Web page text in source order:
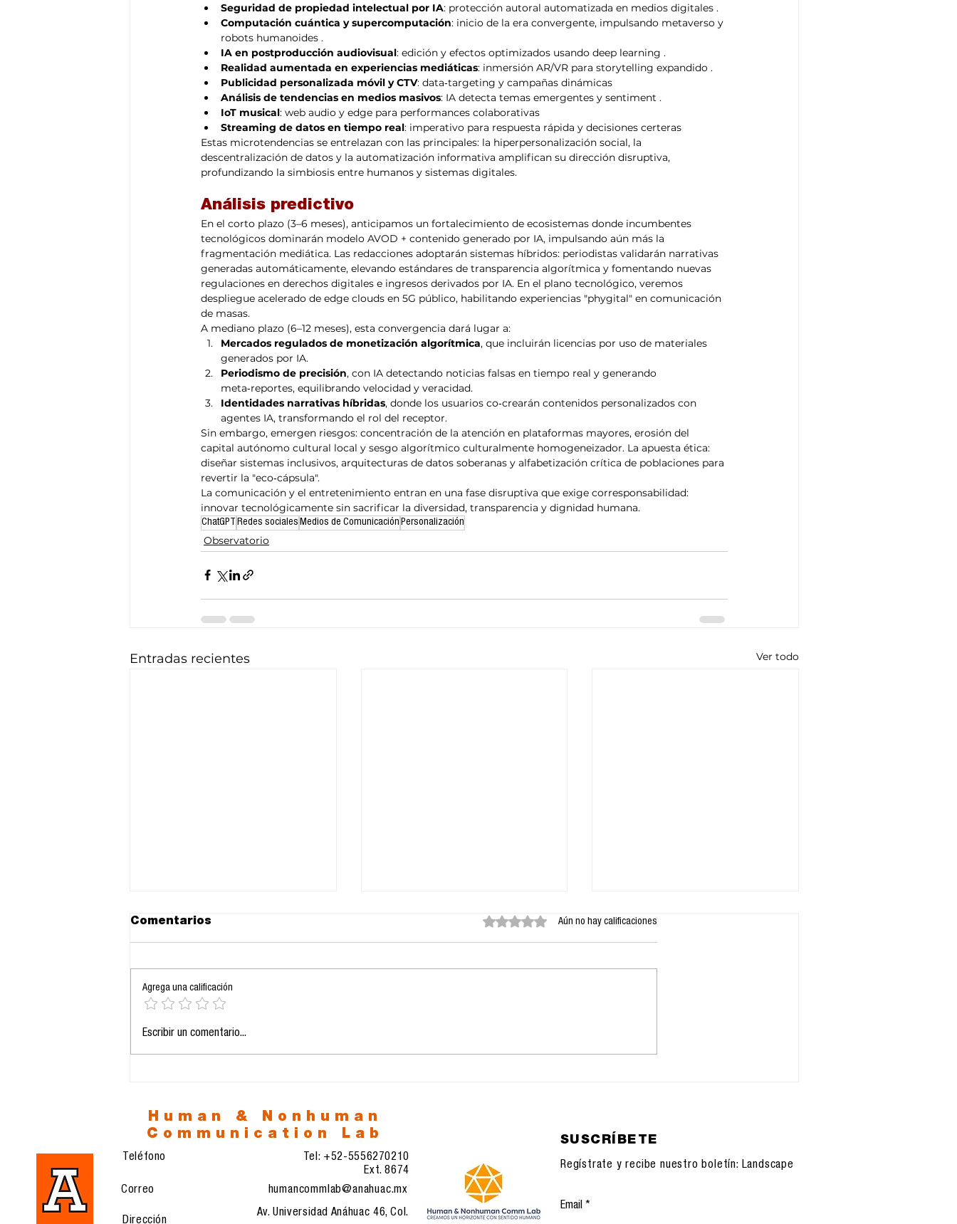
Seguridad de propiedad intelectual por IA: protección autoral automatizada en medios digitales .
Computación cuántica y supercomputación: inicio de la era convergente, impulsando metaverso y
robots humanoides .
IA en postproducción audiovisual: edición y efectos optimizados usando deep learning .
Realidad aumentada en experiencias mediáticas: inmersión AR/VR para storytelling expandido .
Publicidad personalizada móvil y CTV: data‑targeting y campañas dinámicas
Análisis de tendencias en medios masivos: IA detecta temas emergentes y sentiment .
IoT musical: web audio y edge para performances colaborativas
Streaming de datos en tiempo real: imperativo para respuesta rápida y decisiones certeras
Estas microtendencias se entrelazan con las principales: la hiperpersonalización social, la
descentralización de datos y la automatización informativa amplifican su dirección disruptiva,
profundizando la simbiosis entre humanos y sistemas digitales.
Análisis predictivo
En el corto plazo (3–6 meses), anticipamos un fortalecimiento de ecosistemas donde incumbentes
tecnológicos dominarán modelo AVOD + contenido generado por IA, impulsando aún más la
fragmentación mediática. Las redacciones adoptarán sistemas híbridos: periodistas validarán narrativas
generadas automáticamente, elevando estándares de transparencia algorítmica y fomentando nuevas
regulaciones en derechos digitales e ingresos derivados por IA. En el plano tecnológico, veremos
despliegue acelerado de edge clouds en 5G público, habilitando experiencias "phygital" en comunicación
de masas.
A mediano plazo (6–12 meses), esta convergencia dará lugar a:
Mercados regulados de monetización algorítmica, que incluirán licencias por uso de materiales
generados por IA.
Periodismo de precisión, con IA detectando noticias falsas en tiempo real y generando
meta‑reportes, equilibrando velocidad y veracidad.
Identidades narrativas híbridas, donde los usuarios co‑crearán contenidos personalizados con
agentes IA, transformando el rol del receptor.
Sin embargo, emergen riesgos: concentración de la atención en plataformas mayores, erosión del
capital autónomo cultural local y sesgo algorítmico culturalmente homogeneizador. La apuesta ética:
diseñar sistemas inclusivos, arquitecturas de datos soberanas y alfabetización crítica de poblaciones para
revertir la "eco‑cápsula".
La comunicación y el entretenimiento entran en una fase disruptiva que exige corresponsabilidad:
innovar tecnológicamente sin sacrificar la diversidad, transparencia y dignidad humana.
ChatGPT Redes sociales Medios de Comunicación Personalización
Observatorio
Entradas recientes Ver todo
24.11.2025: La IA como
Comentarios Obtuvo 0 de 5 estrellas.Aún no hay calificaciones
Agrega una calificación
Escribir un comentario...
Human & Nonhuman
Communication Lab
Teléfono
Tel: +52-5556270210
Ext. 8674
humancommlab@anahuac.mx
Av. Universidad Anáhuac 46, Col.
Correo
Dirección
SUSCRÍBETE
Regístrate y recibe nuestro boletín: Landscape
Email